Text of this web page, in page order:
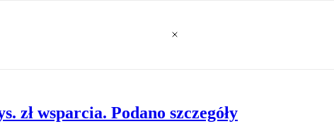
zł wsparcia. Podano szczegóły